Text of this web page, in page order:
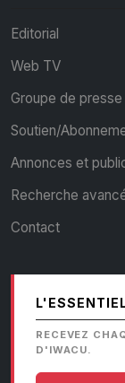
Editorial
Web TV
Groupe de presse
Soutien/
Annonces et
Recherche
Contact
RECEVEZ
D'IWACU.